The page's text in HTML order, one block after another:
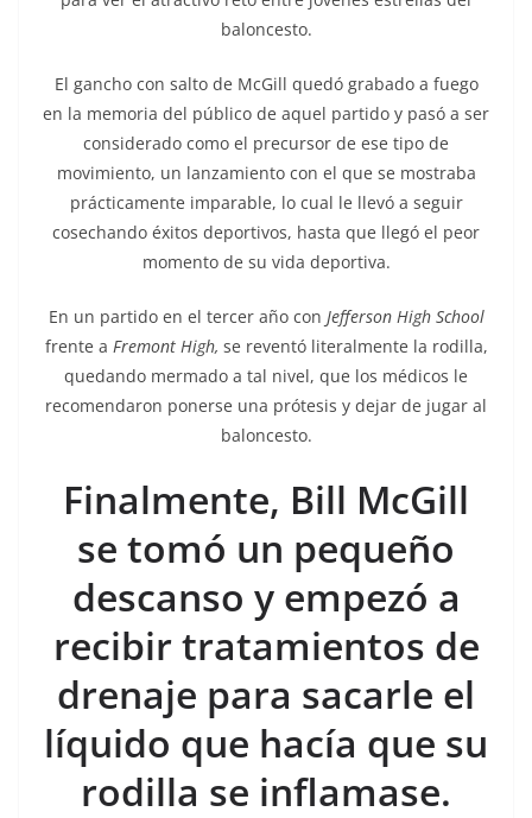
baloncesto.
El gancho con salto de McGill quedó grabado a fuego
en la memoria del público de aquel partido y pasó a ser
considerado como el precursor de ese tipo de
movimiento, un lanzamiento con el que se mostraba
prácticamente imparable, lo cual le llevó a seguir
cosechando éxitos deportivos, hasta que llegó el peor
momento de su vida deportiva.
En un partido en el tercer año con Jefferson High School
frente a Fremont High, se reventó literalmente la rodilla,
quedando mermado a tal nivel, que los médicos le
recomendaron ponerse una prótesis y dejar de jugar al
baloncesto.
Finalmente, Bill McGill
se tomó un pequeño
descanso y empezó a
recibir tratamientos de
drenaje para sacarle el
líquido que hacía que su
rodilla se inflamase.